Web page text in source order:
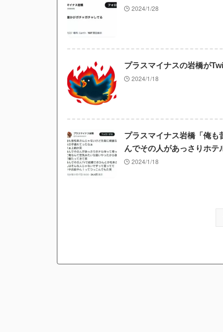
2024/1/28
プラスマイナスの岩橋が
2024/1/18
プラスマイナス岩橋「俺
んでその人があっさりホテ
2024/1/18